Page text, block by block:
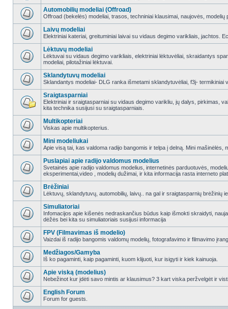
Automobilių modeliai (Offroad)
Offroad (bekelės) modeliai, trasos, techniniai klausimai, naujovės, modelių
Laivų modeliai
Elektriniai kateriai, greituminiai laivai su vidaus degimo varikliais, jachtos.
Lėktuvų modeliai
Lėktuvai su vidaus degimo varikliais, elektriniai lėktuvėliai, skraidantys
modeliai, pilotažiniai lėktuvai.
Sklandytuvų modeliai
Sklandantys modeliai- DLG ranka išmetami sklandytuvėliai, f3j-
Sraigtasparniai
Elektriniai ir sraigtasparniai su vidaus degimo varikliu, jų dalys, pirkimas,
kita technika susijusi su sraigtasparniais.
Multikopteriai
Viskas apie multikopterius.
Mini modeliukai
Apie visą tai, kas valdoma radijo bangomis ir telpa į delną. Mini mašinėlės,
Puslapiai apie radijo valdomus modelius
Svetainės apie radijo valdomus modelius, internetinės parduotuvės,
eksperimentai,video , modelių dužimai, ir kita informacija rasta interneto
Brėžiniai
Lėktuvų, sklandytuvų, automobilių, laivų.. na gal ir sraigtasparnių brėžinių
Simuliatoriai
Infomacijos apie kišenės nedraskančius būdus kaip išmokti skraidyti,
dėžės bei kita su simuliatoriais susijusi informacija
FPV (Filmavimas iš modelio)
Vaizdai iš radijo bangomis valdomų modelių, fotografavimo ir filmavimo
Medžiagos/Gamyba
Iš ko pagaminti, kaip pagaminti, kuom klijuoti, kur isigyti ir kiek kainuoja.
Apie viską (modelius)
Nebežinot kur įdėti savo mintis ar klausimus? 3 kart viska peržvelgėt ir
English Forum
Forum for guests.